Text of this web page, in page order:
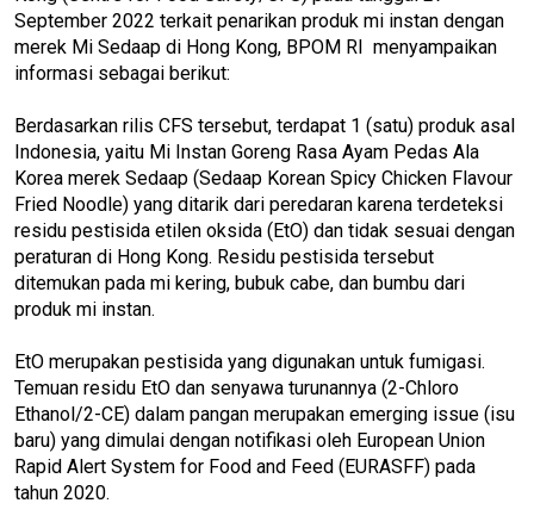
September 2022 terkait penarikan produk mi instan dengan
merek Mi Sedaap di Hong Kong, BPOM RI menyampaikan
informasi sebagai berikut:
Berdasarkan rilis CFS tersebut, terdapat 1 (satu) produk asal
Indonesia, yaitu Mi Instan Goreng Rasa Ayam Pedas Ala
Korea merek Sedaap (Sedaap Korean Spicy Chicken Flavour
Fried Noodle) yang ditarik dari peredaran karena terdeteksi
residu pestisida etilen oksida (EtO) dan tidak sesuai dengan
peraturan di Hong Kong. Residu pestisida tersebut
ditemukan pada mi kering, bubuk cabe, dan bumbu dari
produk mi instan.
EtO merupakan pestisida yang digunakan untuk fumigasi.
Temuan residu EtO dan senyawa turunannya (2-Chloro
Ethanol/2-CE) dalam pangan merupakan emerging issue (isu
baru) yang dimulai dengan notifikasi oleh European Union
Rapid Alert System for Food and Feed (EURASFF) pada
tahun 2020.